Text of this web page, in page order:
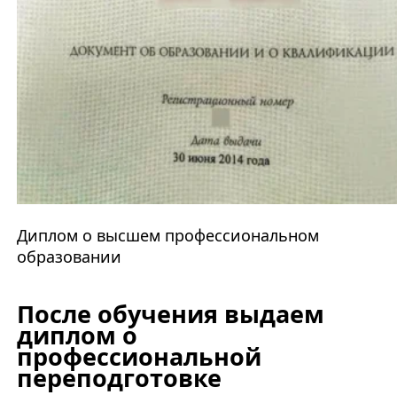
Диплом о высшем профессиональном
образовании
После обучения выдаем
диплом о
профессиональной
переподготовке